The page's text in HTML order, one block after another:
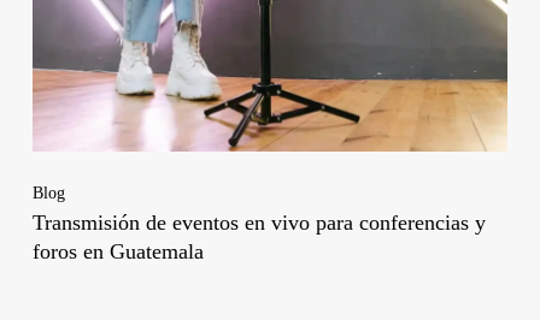
Blog
Transmisión de eventos en vivo para conferencias y
foros en Guatemala